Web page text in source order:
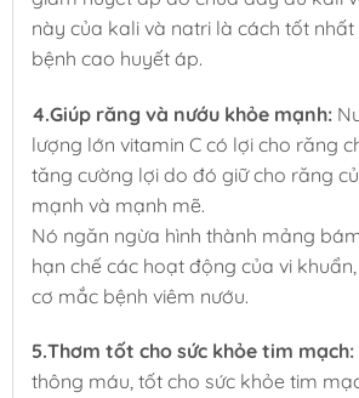
này của kali và natri là cách tốt
bệnh cao huyết áp.
4.Giúp răng và nướu khỏe mạnh:
lượng lớn vitamin C có lợi cho răng
tăng cường lợi do đó giữ cho răng
mạnh và mạnh mẽ.
Nó ngăn ngừa hình thành mảng
hạn chế các hoạt động của vi
cơ mắc bệnh viêm nướu.
5.Thơm tốt cho sức khỏe tim mạch:
thông máu, tốt cho sức khỏe tim